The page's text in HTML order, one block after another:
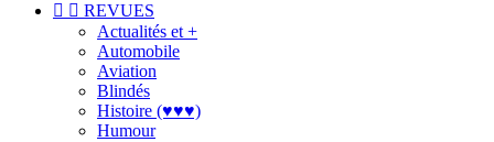
  REVUES
Actualités et +
Automobile
Aviation
Blindés
Histoire (♥♥♥)
Humour